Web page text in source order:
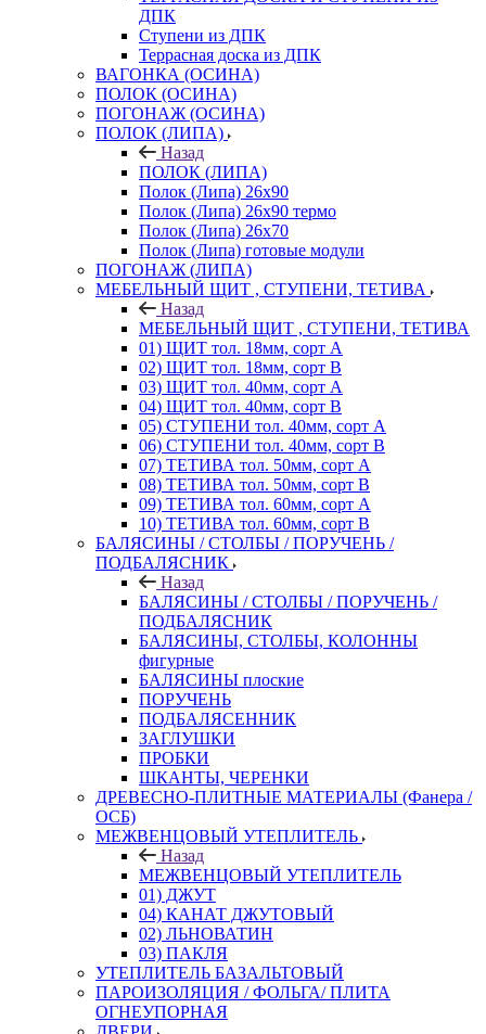
ДПК
Ступени из ДПК
Террасная доска из ДПК
ВАГОНКА (ОСИНА)
ПОЛОК (ОСИНА)
ПОГОНАЖ (ОСИНА)
ПОЛОК (ЛИПА)
Назад
ПОЛОК (ЛИПА)
Полок (Липа) 26х90
Полок (Липа) 26х90 термо
Полок (Липа) 26х70
Полок (Липа) готовые модули
ПОГОНАЖ (ЛИПА)
МЕБЕЛЬНЫЙ ЩИТ , СТУПЕНИ, ТЕТИВА
Назад
МЕБЕЛЬНЫЙ ЩИТ , СТУПЕНИ, ТЕТИВА
01) ЩИТ тол. 18мм, сорт А
02) ЩИТ тол. 18мм, сорт В
03) ЩИТ тол. 40мм, сорт А
04) ЩИТ тол. 40мм, сорт В
05) СТУПЕНИ тол. 40мм, сорт А
06) СТУПЕНИ тол. 40мм, сорт В
07) ТЕТИВА тол. 50мм, сорт А
08) ТЕТИВА тол. 50мм, сорт В
09) ТЕТИВА тол. 60мм, сорт А
10) ТЕТИВА тол. 60мм, сорт В
БАЛЯСИНЫ / СТОЛБЫ / ПОРУЧЕНЬ /
ПОДБАЛЯСНИК
Назад
БАЛЯСИНЫ / СТОЛБЫ / ПОРУЧЕНЬ /
ПОДБАЛЯСНИК
БАЛЯСИНЫ, СТОЛБЫ, КОЛОННЫ
фигурные
БАЛЯСИНЫ плоские
ПОРУЧЕНЬ
ПОДБАЛЯСЕННИК
ЗАГЛУШКИ
ПРОБКИ
ШКАНТЫ, ЧЕРЕНКИ
ДРЕВЕСНО-ПЛИТНЫЕ МАТЕРИАЛЫ (Фанера /
ОСБ)
МЕЖВЕНЦОВЫЙ УТЕПЛИТЕЛЬ
Назад
МЕЖВЕНЦОВЫЙ УТЕПЛИТЕЛЬ
01) ДЖУТ
04) КАНАТ ДЖУТОВЫЙ
02) ЛЬНОВАТИН
03) ПАКЛЯ
УТЕПЛИТЕЛЬ БАЗАЛЬТОВЫЙ
ПАРОИЗОЛЯЦИЯ / ФОЛЬГА/ ПЛИТА
ОГНЕУПОРНАЯ